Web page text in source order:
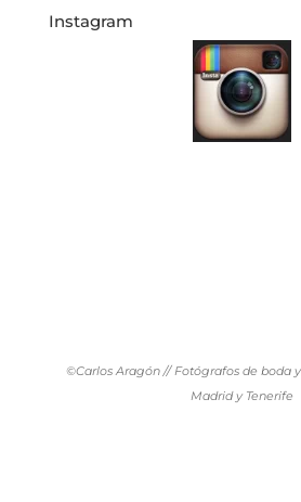
Instagram
©Carlos Aragón // Fotógrafos de boda
Madrid y Tenerife